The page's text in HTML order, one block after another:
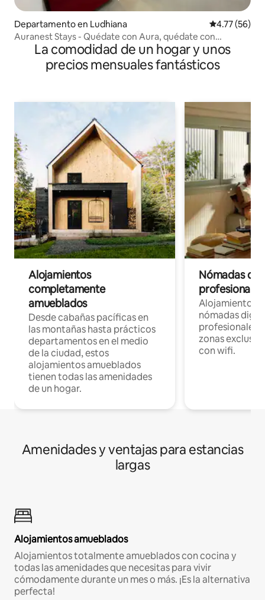
Departamento en Ludhiana Calificación
4.77 (56)
Auranest Stays - Quédate con Aura, quédate con
comodidad
La comodidad de un hogar y unos
precios mensuales fantásticos
Alojamientos
completamente
amueblados
Desde cabañas pacíficas en
las montañas hasta prácticos
departamentos en el medio
de la ciudad, estos
alojamientos amueblados
tienen todas las amenidades
de un hogar.
Nómadas
Alojamientos
nómadas
profesionales
zonas
con wifi.
Amenidades y ventajas para estancias
largas
Alojamientos amueblados
Alojamientos totalmente amueblados con cocina y
todas las amenidades que necesitas para vivir
cómodamente durante un mes o más. ¡Es la alternativa
perfecta!